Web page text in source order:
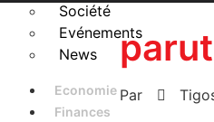
Société
Evénements
News
Economie
Finances
Par